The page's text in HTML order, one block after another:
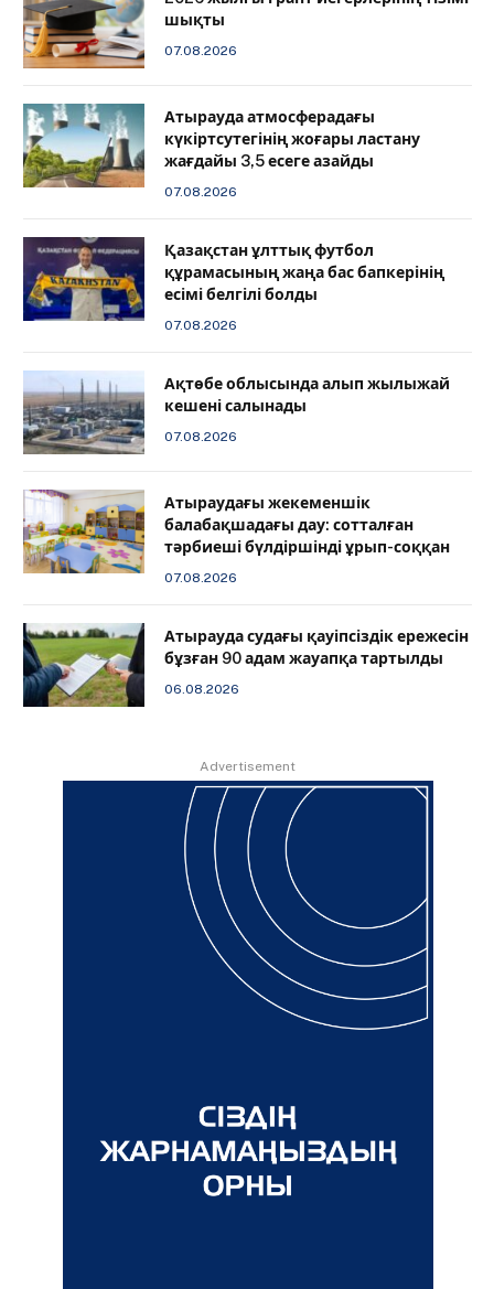
шықты
07.08.2026
Атырауда атмосферадағы
күкіртсутегінің жоғары ластану
жағдайы 3,5 есеге азайды
07.08.2026
Қазақстан ұлттық футбол
құрамасының жаңа бас бапкерінің
есімі белгілі болды
07.08.2026
Ақтөбе облысында алып жылыжай
кешені салынады
07.08.2026
Атыраудағы жекеменшік
балабақшадағы дау: сотталған
тәрбиеші бүлдіршінді ұрып-соққан
07.08.2026
Атырауда судағы қауіпсіздік ережесін
бұзған 90 адам жауапқа тартылды
06.08.2026
Advertisement